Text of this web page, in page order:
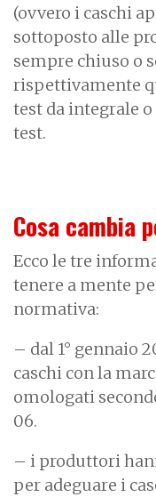
(ovvero i caschi
sottoposto alle
sempre chiuso o
rispettivamente
test da integrale
test.
Cosa cambia
Ecco le tre
tenere a mente
normativa:
– dal 1° gennaio
caschi con la
omologati
06.
– i produttori
per adeguare i